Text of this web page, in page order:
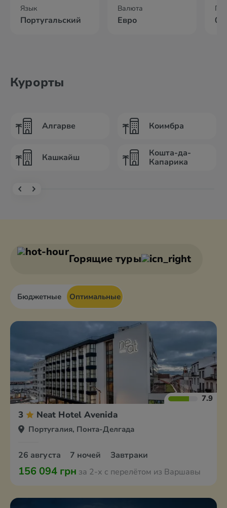
Язык
Португальский
Валюта
Евро
Курорты
Алгарве
Кашкайш
Коимбра
Кошта-да-
Капарика
Горящие туры
Бюджетные Оптимальные
7.9
3 Neat Hotel Avenida
Португалия, Понта-Делгада
26 августа 7 ночей Завтраки
156 094 грн за 2-х с перелётом из Варшавы